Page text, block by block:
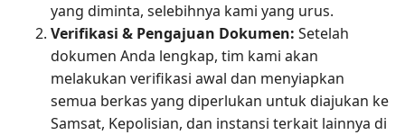
yang diminta, selebihnya kami yang urus.
Verifikasi & Pengajuan Dokumen: Setelah
dokumen Anda lengkap, tim kami akan
melakukan verifikasi awal dan menyiapkan
semua berkas yang diperlukan untuk diajukan ke
Samsat, Kepolisian, dan instansi terkait lainnya di